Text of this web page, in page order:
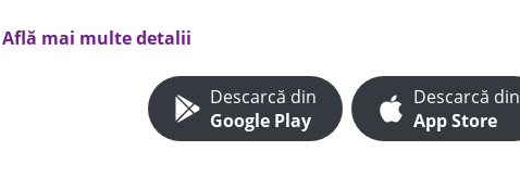
Află mai multe detalii
Descarcă din
Google Play
Descarcă din
App Store